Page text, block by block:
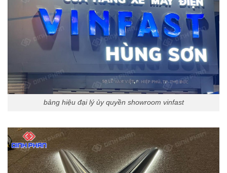
bảng hiệu đại lý ủy quyền showroom vinfast